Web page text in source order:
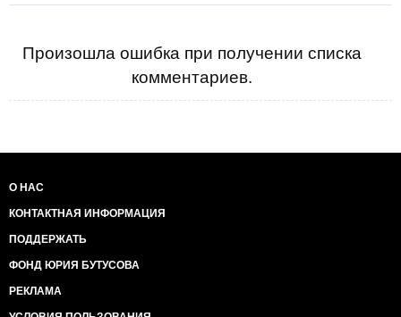
Произошла ошибка при получении списка
комментариев.
О НАС
КОНТАКТНАЯ ИНФОРМАЦИЯ
ПОДДЕРЖАТЬ
ФОНД ЮРИЯ БУТУСОВА
РЕКЛАМА